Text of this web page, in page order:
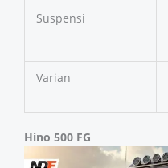
Suspensi
Varian
Hino 500 FG